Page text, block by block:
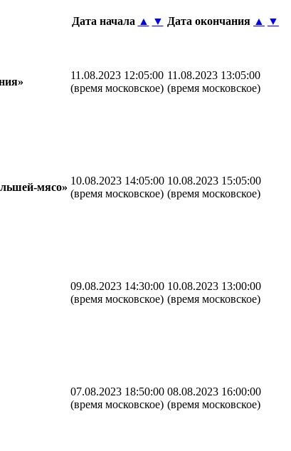
Дата начала ▲ ▼ Дата окончания ▲
▼
11.08.2023 12:05:00
(время московское)
11.08.2023 13:05:00
(время московское)
мясо»
10.08.2023 14:05:00
(время московское)
10.08.2023 15:05:00
(время московское)
09.08.2023 14:30:00
(время московское)
10.08.2023 13:00:00
(время московское)
07.08.2023 18:50:00
(время московское)
08.08.2023 16:00:00
(время московское)